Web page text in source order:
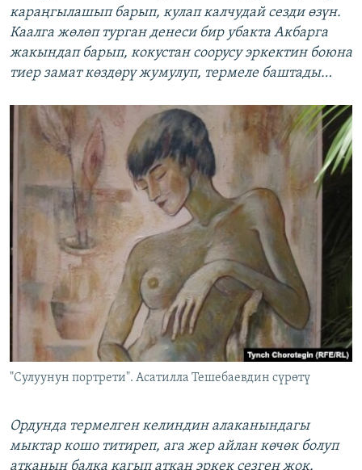
караңгылашып барып, кулап калчудай сезди өзүн.
Каалга жөлөп турган денеси бир убакта Акбарга
жакындап барып, кокустан соорусу эркектин боюна
тиер замат көздөрү жумулуп, термеле баштады…
"Сулуунун портрети". Асатилла Тешебаевдин сүрөтү
Ордунда термелген келиндин алаканындагы
мыктар кошо титиреп, ага жер айлан көчөк болуп
атканын балка кагып аткан эркек сезген жок.